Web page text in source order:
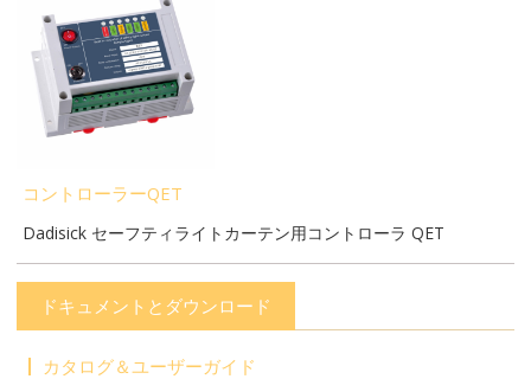
コントローラーQET
Dadisick セーフティライトカーテン用コントローラ QET
ドキュメントとダウンロード
カタログ＆ユーザーガイド